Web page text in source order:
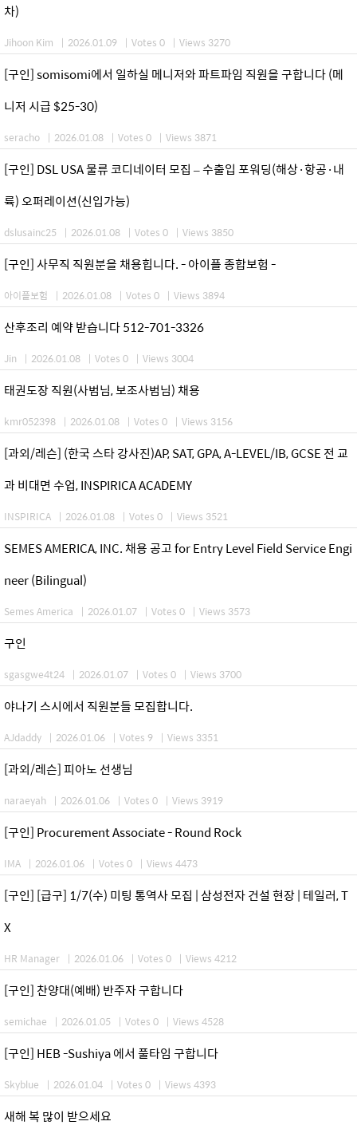
차)
Jihoon Kim | 2026.01.09 | Votes 0 | Views 3270
[구인] somisomi에서 일하실 메니저와 파트파임 직원을 구합니다 (메
니저 시급 $25-30)
seracho | 2026.01.08 | Votes 0 | Views 3871
[구인] DSL USA 물류 코디네이터 모집 – 수출입 포워딩(해상·항공·내
륙) 오퍼레이션(신입가능)
dslusainc25 | 2026.01.08 | Votes 0 | Views 3850
[구인] 사무직 직원분을 채용힙니다. - 아이플 종합보험 -
아이플보험 | 2026.01.08 | Votes 0 | Views 3894
산후조리 예약 받습니다 512-701-3326
Jin | 2026.01.08 | Votes 0 | Views 3004
태권도장 직원(사범님, 보조사범님) 채용
kmr052398 | 2026.01.08 | Votes 0 | Views 3156
[과외/레슨] (한국 스타 강사진)AP, SAT, GPA, A-LEVEL/IB, GCSE 전 교
과 비대면 수업, INSPIRICA ACADEMY
INSPIRICA | 2026.01.08 | Votes 0 | Views 3521
SEMES AMERICA, INC. 채용 공고 for Entry Level Field Service Engi
neer (Bilingual)
Semes America | 2026.01.07 | Votes 0 | Views 3573
구인
sgasgwe4t24 | 2026.01.07 | Votes 0 | Views 3700
야나기 스시에서 직원분들 모집합니다.
AJdaddy | 2026.01.06 | Votes 9 | Views 3351
[과외/레슨] 피아노 선생님
naraeyah | 2026.01.06 | Votes 0 | Views 3919
[구인] Procurement Associate - Round Rock
IMA | 2026.01.06 | Votes 0 | Views 4473
[구인] [급구] 1/7(수) 미팅 통역사 모집 | 삼성전자 건설 현장 | 테일러, T
X
HR Manager | 2026.01.06 | Votes 0 | Views 4212
[구인] 찬양대(예배) 반주자 구합니다
semichae | 2026.01.05 | Votes 0 | Views 4528
[구인] HEB -Sushiya 에서 풀타임 구합니다
Skyblue | 2026.01.04 | Votes 0 | Views 4393
새해 복 많이 받으세요